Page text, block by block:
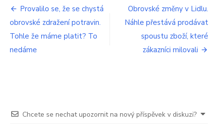
ne
Navigace
pro
příspěvek
Provalilo se, že se chystá
obrovské zdražení potravin.
Tohle že máme platit? To
nedáme
Obrovské změny v Lidlu.
Náhle přestává prodávat
spoustu zboží, které
zákazníci milovali
Chcete se nechat upozornit na nový příspěvek v diskuzi?